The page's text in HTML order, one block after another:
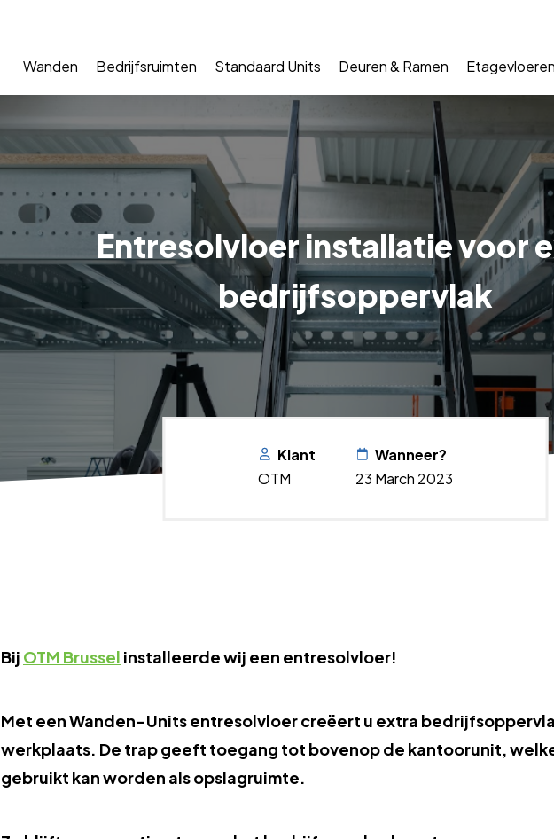
Wanden Bedrijfsruimten Standaard Units Deuren & Ramen Etagevloeren
Entresolvloer installatie voor
bedrijfsoppervlak
Klant
OTM
Wanneer?
23 March 2023
Bij OTM Brussel installeerde wij een entresolvloer!
Met een Wanden-Units entresolvloer creëert u extra
werkplaats. De trap geeft toegang tot bovenop de kantoorunit,
gebruikt kan worden als opslagruimte.